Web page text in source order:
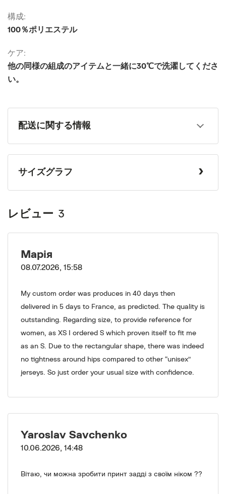
構成:
100％ポリエステル
ケア:
他の同様の組成のアイテムと一緒に30℃で洗濯してくださ
い。
配送に関する情報
サイズグラフ
レビュー 3
Марія
08.07.2026, 15:58
My custom order was produces in 40 days then
delivered in 5 days to France, as predicted. The quality is
outstanding. Regarding size, to provide reference for
women, as XS I ordered S which proven itself to fit me
as an S. Due to the rectangular shape, there was indeed
no tightness around hips compared to other “unisex”
jerseys. So just order your usual size with confidence.
Yaroslav Savchenko
10.06.2026, 14:48
Вітаю, чи можна зробити принт задді з своїм ніком ??